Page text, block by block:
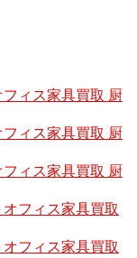
ィス家具買取 厨
ィス家具買取 厨
ィス家具買取 厨
フィス家具買取
フィス家具買取